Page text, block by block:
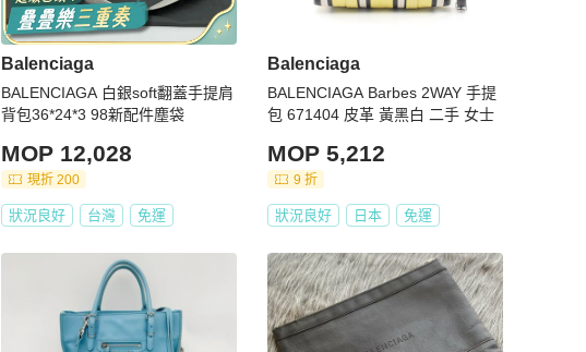
Balenciaga
BALENCIAGA 白銀soft翻蓋手提肩
背包36*24*3 98新配件塵袋
MOP 12,028
現折 200
狀況良好 台灣 免運
Balenciaga
BALENCIAGA Barbes 2WAY 手提
包 671404 皮革 黃黑白 二手 女士
MOP 5,212
9 折
狀況良好 日本 免運